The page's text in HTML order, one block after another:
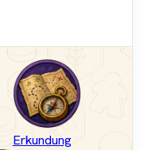
Erkundung